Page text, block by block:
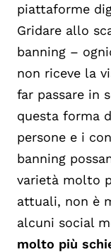
piattaforme
Gridare allo
banning –
non riceve la
far passare in
questa forma
persone e i
banning
varietà molto
attuali, non è
alcuni social
molto più